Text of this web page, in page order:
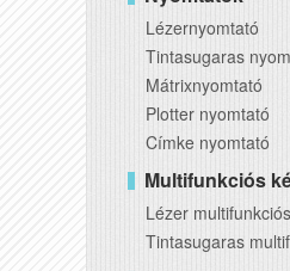
Lézernyomtató
Tintasugaras
Mátrixnyomtató
Plotter nyomtató
Címke nyomtató
Multifunkciós
Lézer
Tintasugaras